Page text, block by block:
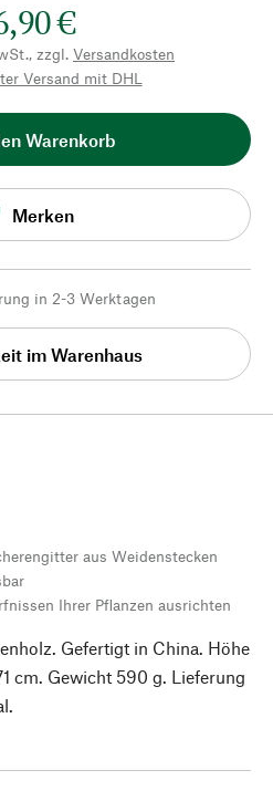
€
zzgl. Versandkosten
Versand mit DHL
Warenkorb
Merken
in 2-3 Werktagen
im Warenhaus
aus Weidenstecken
Ihrer Pflanzen ausrichten
Gefertigt in China. Höhe
cm. Gewicht 590 g. Lieferung